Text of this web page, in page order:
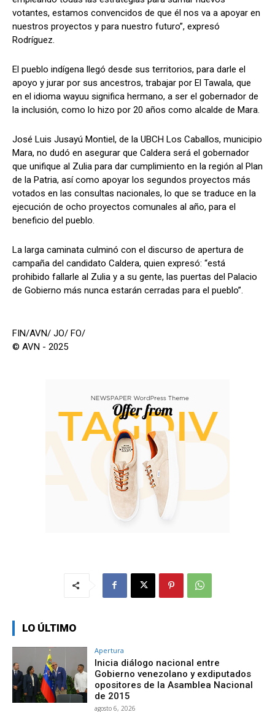
votantes, estamos convencidos de que él nos va a apoyar en
nuestros proyectos y para nuestro futuro”, expresó
Rodríguez.
El pueblo indígena llegó desde sus territorios, para darle el
apoyo y jurar por sus ancestros, trabajar por El Tawala, que
en el idioma wayuu significa hermano, a ser el gobernador de
la inclusión, como lo hizo por 20 años como alcalde de Mara.
José Luis Jusayú Montiel, de la UBCH Los Caballos, municipio
Mara, no dudó en asegurar que Caldera será el gobernador
que unifique al Zulia para dar cumplimiento en la región al Plan
de la Patria, así como apoyar los segundos proyectos más
votados en las consultas nacionales, lo que se traduce en la
ejecución de ocho proyectos comunales al año, para el
beneficio del pueblo.
La larga caminata culminó con el discurso de apertura de
campaña del candidato Caldera, quien expresó: “está
prohibido fallarle al Zulia y a su gente, las puertas del Palacio
de Gobierno más nunca estarán cerradas para el pueblo”.
FIN/AVN/ JO/ FO/
© AVN - 2025
LO ÚLTIMO
Apertura
Inicia diálogo nacional entre
Gobierno venezolano y exdiputados
opositores de la Asamblea Nacional
de 2015
agosto 6, 2026